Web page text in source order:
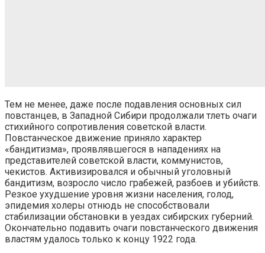
Тем не менее, даже после подавления основных сил
повстанцев, в Западной Сибири продолжали тлеть очаги
стихийного сопротивления советской власти.
Повстанческое движение приняло характер
«бандитизма», проявлявшегося в нападениях на
представителей советской власти, коммунистов,
чекистов. Активизировался и обычный уголовный
бандитизм, возросло число грабежей, разбоев и убийств.
Резкое ухудшение уровня жизни населения, голод,
эпидемия холеры отнюдь не способствовали
стабилизации обстановки в уездах сибирских губерний.
Окончательно подавить очаги повстанческого движения
властям удалось только к концу 1922 года.